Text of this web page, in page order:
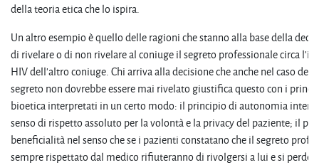
della teoria etica che lo ispira.
Un altro esempio è quello delle ragioni che stanno alla base della
di rivelare o di non rivelare al coniuge il segreto professionale circa
HIV dell'altro coniuge. Chi arriva alla decisione che anche nel caso
segreto non dovrebbe essere mai rivelato giustifica questo con i
bioetica interpretati in un certo modo: il principio di autonomia
senso di rispetto assoluto per la volontà e la privacy del paziente; il
beneficialità nel senso che se i pazienti constatano che il segreto
sempre rispettato dal medico rifiuteranno di rivolgersi a lui e si